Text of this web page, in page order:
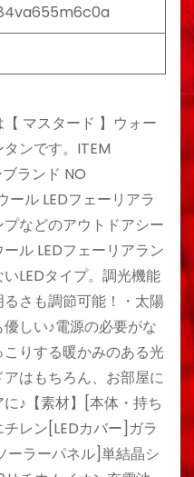
【 マスタード 】ウォー
ンです。ITEM
ランド NO
ール LEDフェーリアラ
などのアウトドアシー
ル LEDフェーリアラン
LEDタイプ。調光機能
さも調節可能！・太陽
しい♪電源の必要がな
りする暖かみのある光
はもちろん、お部屋に
♪【素材】[本体・持ち
レン[LEDカバー]ガラ
ーラーパネル]単結晶シ